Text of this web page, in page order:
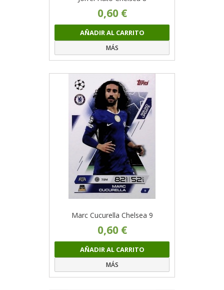
0,60 €
AÑADIR AL CARRITO
MÁS
Marc Cucurella Chelsea 9
0,60 €
AÑADIR AL CARRITO
MÁS